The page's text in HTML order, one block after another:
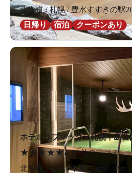
北海道 / 札幌 / 豊水すすきの駅
日帰り
宿泊 クーポンあり
ホテルリブマックス札幌中島
★★ ★★★4.01件の口コミ
北海道 / 札幌 / 中島公園駅149m